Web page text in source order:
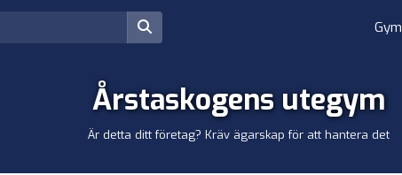
Gym
Årstaskogens utegym
Är detta ditt företag? Kräv ägarskap för att hantera det